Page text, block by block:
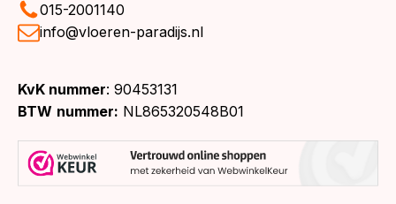
015-2001140
info@vloeren-paradijs.nl
KvK nummer: 90453131
BTW nummer: NL865320548B01